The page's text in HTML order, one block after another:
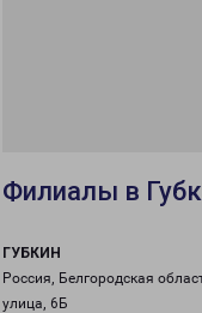
Филиалы в
ГУБКИН
Россия, Белгородская
улица, 6Б